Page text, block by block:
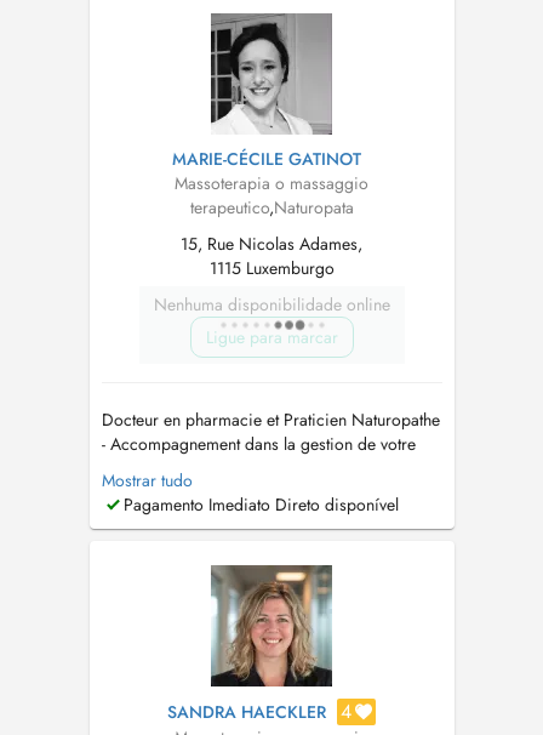
être me spécialisant dans les arts du
magnétisme et du Reik...
MARIE-CÉCILE GATINOT
Massoterapia o massaggio
terapeutico,Naturopata
15, Rue Nicolas Adames,
1115 Luxemburgo
Nenhuma disponibilidade online
Ligue para marcar
Docteur en pharmacie et Praticien Naturopathe
- Accompagnement dans la gestion de votre
vitalité, quelle que soit la période de la vie, en
m'appuyant sur les pratiques naturelles :
micronutrition, phytothérapie, gemmothérapie,
bilan iridologique (mise e...
Mostrar tudo
Pagamento Imediato Direto disponível
SANDRA HAECKLER 4